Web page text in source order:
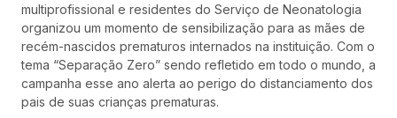
multiprofissional e residentes do Serviço de Neonatologia
organizou um momento de sensibilização para as mães de
recém-nascidos prematuros internados na instituição. Com o
tema “Separação Zero” sendo refletido em todo o mundo, a
campanha esse ano alerta ao perigo do distanciamento dos
pais de suas crianças prematuras.